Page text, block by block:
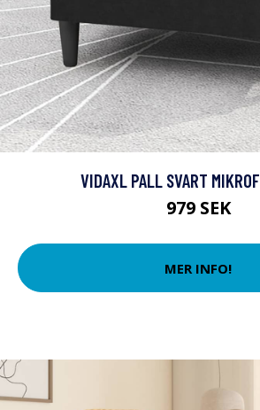
VIDAXL PALL SVART
979 SEK
MER INFO!